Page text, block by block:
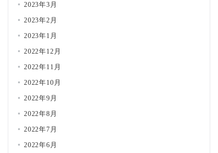
2023年3月
2023年2月
2023年1月
2022年12月
2022年11月
2022年10月
2022年9月
2022年8月
2022年7月
2022年6月